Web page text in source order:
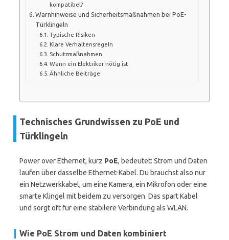
kompatibel?
Warnhinweise und Sicherheitsmaßnahmen bei PoE-
Türklingeln
Typische Risiken
Klare Verhaltensregeln
Schutzmaßnahmen
Wann ein Elektriker nötig ist
Ähnliche Beiträge:
Technisches Grundwissen zu PoE und
Türklingeln
Power over Ethernet, kurz PoE, bedeutet: Strom und Daten
laufen über dasselbe Ethernet-Kabel. Du brauchst also nur
ein Netzwerkkabel, um eine Kamera, ein Mikrofon oder eine
smarte Klingel mit beidem zu versorgen. Das spart Kabel
und sorgt oft für eine stabilere Verbindung als WLAN.
Wie PoE Strom und Daten kombiniert